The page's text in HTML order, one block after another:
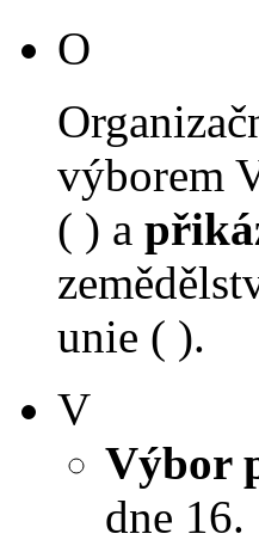
O
výborem
( ) a
unie ( ).
V
Výbor
dne